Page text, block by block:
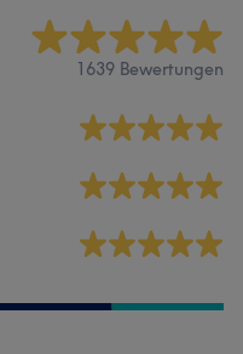
1639 Bewertungen